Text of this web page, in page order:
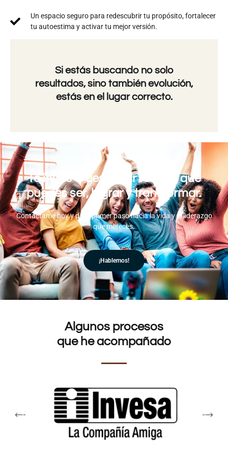
Un espacio seguro para redescubrir tu propósito, fortalecer
tu autoestima y activar tu mejor versión.
Si estás buscando no solo
resultados, sino también evolución,
estás en el lugar correcto.
Te invito a descubrir todo lo que
puedes ser, lograr y transformar.
Contáctame hoy y da el primer paso hacia la vida y el liderazgo
que mereces.
¡Hablemos!
Algunos procesos
que he acompañado